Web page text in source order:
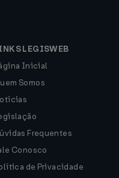
LEGISWEB
Inicial
Somos
Frequentes
Conosco
de Privacidade